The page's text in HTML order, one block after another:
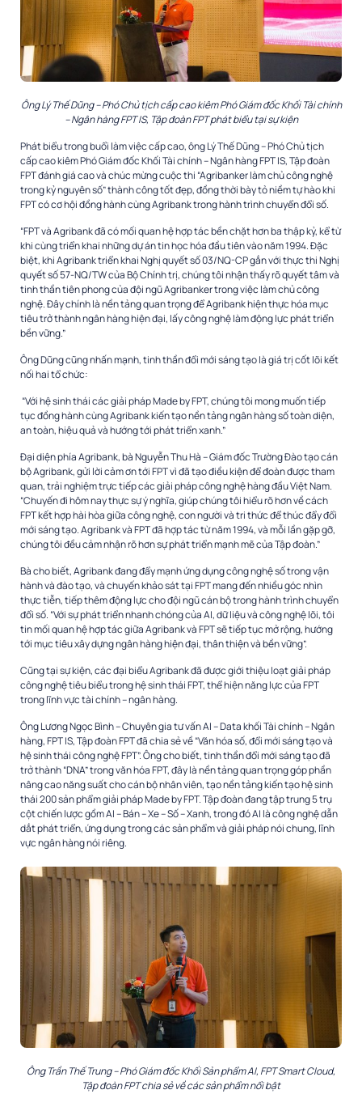
Ông Lý Thế Dũng – Phó Chủ tịch cấp cao kiêm Phó Giám đốc Khối Tài chính
– Ngân hàng FPT IS, Tập đoàn FPT phát biểu tại sự kiện
Phát biểu trong buổi làm việc cấp cao, ông Lý Thế Dũng – Phó Chủ tịch
cấp cao kiêm Phó Giám đốc Khối Tài chính – Ngân hàng FPT IS, Tập đoàn
FPT đánh giá cao và chúc mừng cuộc thi “Agribanker làm chủ công nghệ
trong kỷ nguyên số” thành công tốt đẹp, đồng thời bày tỏ niềm tự hào khi
FPT có cơ hội đồng hành cùng Agribank trong hành trình chuyển đổi số.
“FPT và Agribank đã có mối quan hệ hợp tác bền chặt hơn ba thập kỷ, kể từ
khi cùng triển khai những dự án tin học hóa đầu tiên vào năm 1994. Đặc
biệt, khi Agribank triển khai Nghị quyết số 03/NQ-CP gắn với thực thi Nghị
quyết số 57-NQ/TW của Bộ Chính trị, chúng tôi nhận thấy rõ quyết tâm và
tinh thần tiên phong của đội ngũ Agribanker trong việc làm chủ công
nghệ. Đây chính là nền tảng quan trọng để Agribank hiện thực hóa mục
tiêu trở thành ngân hàng hiện đại, lấy công nghệ làm động lực phát triển
bền vững.”
Ông Dũng cũng nhấn mạnh, tinh thần đổi mới sáng tạo là giá trị cốt lõi kết
nối hai tổ chức:
“Với hệ sinh thái các giải pháp Made by FPT, chúng tôi mong muốn tiếp
tục đồng hành cùng Agribank kiến tạo nền tảng ngân hàng số toàn diện,
an toàn, hiệu quả và hướng tới phát triển xanh.”
Đại diện phía Agribank, bà Nguyễn Thu Hà – Giám đốc Trường Đào tạo cán
bộ Agribank, gửi lời cảm ơn tới FPT vì đã tạo điều kiện để đoàn được tham
quan, trải nghiệm trực tiếp các giải pháp công nghệ hàng đầu Việt Nam.
“Chuyến đi hôm nay thực sự ý nghĩa, giúp chúng tôi hiểu rõ hơn về cách
FPT kết hợp hài hòa giữa công nghệ, con người và tri thức để thúc đẩy đổi
mới sáng tạo. Agribank và FPT đã hợp tác từ năm 1994, và mỗi lần gặp gỡ,
chúng tôi đều cảm nhận rõ hơn sự phát triển mạnh mẽ của Tập đoàn.”
Bà cho biết, Agribank đang đẩy mạnh ứng dụng công nghệ số trong vận
hành và đào tạo, và chuyến khảo sát tại FPT mang đến nhiều góc nhìn
thực tiễn, tiếp thêm động lực cho đội ngũ cán bộ trong hành trình chuyển
đổi số. “Với sự phát triển nhanh chóng của AI, dữ liệu và công nghệ lõi, tôi
tin mối quan hệ hợp tác giữa Agribank và FPT sẽ tiếp tục mở rộng, hướng
tới mục tiêu xây dựng ngân hàng hiện đại, thân thiện và bền vững”.
Cũng tại sự kiện, các đại biểu Agribank đã được giới thiệu loạt giải pháp
công nghệ tiêu biểu trong hệ sinh thái FPT, thể hiện năng lực của FPT
trong lĩnh vực tài chính – ngân hàng.
Ông Lương Ngọc Bình – Chuyên gia tư vấn AI – Data khối Tài chính – Ngân
hàng, FPT IS, Tập đoàn FPT đã chia sẻ về “Văn hóa số, đổi mới sáng tạo và
hệ sinh thái công nghệ FPT”. Ông cho biết, tinh thần đổi mới sáng tạo đã
trở thành “DNA” trong văn hóa FPT, đây là nền tảng quan trọng góp phần
nâng cao năng suất cho cán bộ nhân viên, tạo nền tảng kiến tạo hệ sinh
thái 200 sản phẩm giải pháp Made by FPT. Tập đoàn đang tập trung 5 trụ
cột chiến lược gồm AI – Bán – Xe – Số – Xanh, trong đó AI là công nghệ dẫn
dắt phát triển, ứng dụng trong các sản phẩm và giải pháp nói chung, lĩnh
vực ngân hàng nói riêng.
Ông Trần Thế Trung – Phó Giám đốc Khối Sản phẩm AI, FPT Smart Cloud,
Tập đoàn FPT chia sẻ về các sản phẩm nổi bật